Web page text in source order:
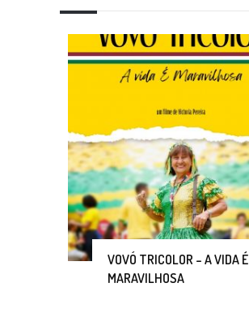
VOVÓ TRICOLOR – A VIDA É
MARAVILHOSA